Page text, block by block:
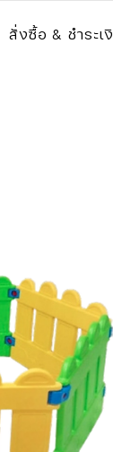
สั่งซื้อ & ชำระเ